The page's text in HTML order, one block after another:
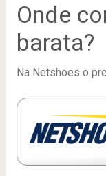
Onde
barata?
Na Netshoes o